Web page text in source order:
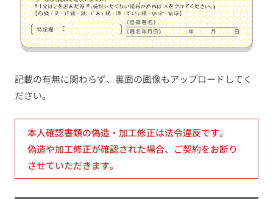
記載の有無に関わらず、裏面の画像もアップロードしてく
ださい。
本人確認書類の偽造・加工修正は法令違反です。
偽造や加工修正が確認された場合、ご契約をお断り
させていただきます。